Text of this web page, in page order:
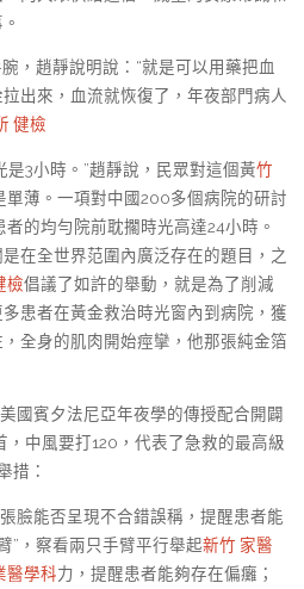
，趙靜說明說：“就是可以用藥把血
出來，血流就恢復了，年夜部門病人
健檢
是3小時。”趙靜說，民眾對這個黃竹
單薄。一項對中國200多個病院的研討
者的均勻院前耽擱時光高達24小時。
在全世界范圍內廣泛存在的題目，之
檢倡議了如許的舉動，就是為了削減
患者在黃金救治時光窗內到病院，獲
全身的肌肉開始痙攣，他那張純金箔
國賓夕法尼亞年夜學的傳授配合開闢
，中風要打120，代表了急救的最高級
措：
張臉能否呈現不合錯誤稱，提醒患者能
”，察看兩只手臂平行舉起新竹 家醫
醫學科力，提醒患者能夠存在偏癱；